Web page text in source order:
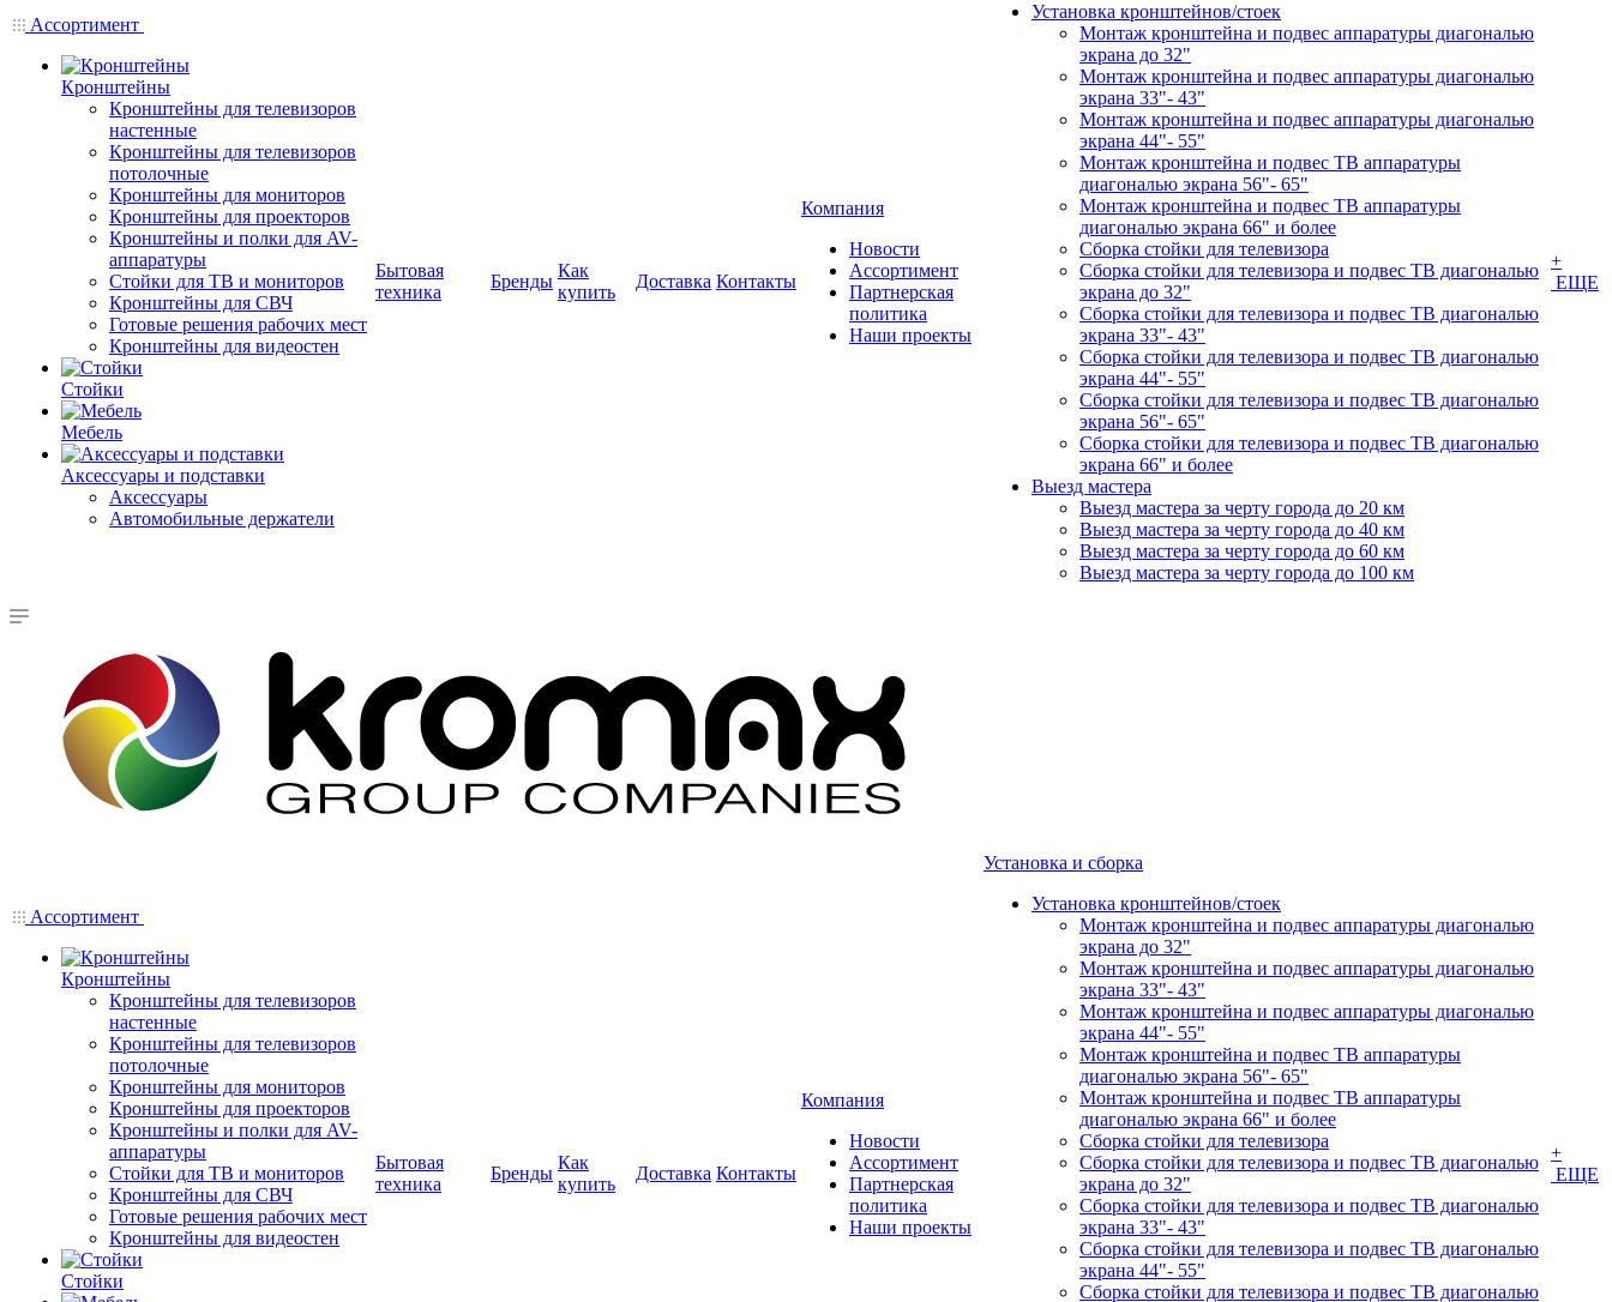
Ассортимент
Кронштейны
Кронштейны для телевизоров
настенные
Кронштейны для телевизоров
потолочные
Кронштейны для мониторов
Кронштейны для проекторов
Кронштейны и полки для AV-
аппаратуры
Стойки для ТВ и мониторов
Кронштейны для СВЧ
Готовые решения рабочих мест
Кронштейны для видеостен
Стойки
Мебель
Аксессуары и подставки
Аксессуары
Автомобильные держатели
Бытовая
техника
Бренды
Как
купить
Доставка Контакты
Компания
Новости
Ассортимент
Партнерская
политика
Наши проекты
Установка кронштейнов/стоек
Монтаж кронштейна и подвес аппаратуры диагональю
экрана до 32"
Монтаж кронштейна и подвес аппаратуры диагональю
экрана 33"- 43"
Монтаж кронштейна и подвес аппаратуры диагональю
экрана 44"- 55"
Монтаж кронштейна и подвес ТВ аппаратуры
диагональю экрана 56"- 65"
Монтаж кронштейна и подвес ТВ аппаратуры
диагональю экрана 66" и более
Сборка стойки для телевизора
Сборка стойки для телевизора и подвес ТВ диагональю
экрана до 32"
Сборка стойки для телевизора и подвес ТВ диагональю
экрана 33"- 43"
Сборка стойки для телевизора и подвес ТВ диагональю
экрана 44"- 55"
Сборка стойки для телевизора и подвес ТВ диагональю
экрана 56"- 65"
Сборка стойки для телевизора и подвес ТВ диагональю
экрана 66" и более
Выезд мастера
Выезд мастера за черту города до 20 км
Выезд мастера за черту города до 40 км
Выезд мастера за черту города до 60 км
Выезд мастера за черту города до 100 км
+
ЕЩЕ
Ассортимент
Кронштейны
Кронштейны для телевизоров
настенные
Кронштейны для телевизоров
потолочные
Кронштейны для мониторов
Кронштейны для проекторов
Кронштейны и полки для AV-
аппаратуры
Стойки для ТВ и мониторов
Кронштейны для СВЧ
Готовые решения рабочих мест
Кронштейны для видеостен
Стойки
Бытовая
техника
Бренды
Как
купить
Доставка Контакты
Компания
Новости
Ассортимент
Партнерская
политика
Наши проекты
Установка и сборка
Установка кронштейнов/стоек
Монтаж кронштейна и подвес аппаратуры диагональю
экрана до 32"
Монтаж кронштейна и подвес аппаратуры диагональю
экрана 33"- 43"
Монтаж кронштейна и подвес аппаратуры диагональю
экрана 44"- 55"
Монтаж кронштейна и подвес ТВ аппаратуры
диагональю экрана 56"- 65"
Монтаж кронштейна и подвес ТВ аппаратуры
диагональю экрана 66" и более
Сборка стойки для телевизора
Сборка стойки для телевизора и подвес ТВ диагональю
экрана до 32"
Сборка стойки для телевизора и подвес ТВ диагональю
экрана 33"- 43"
Сборка стойки для телевизора и подвес ТВ диагональю
экрана 44"- 55"
Сборка стойки для телевизора и подвес ТВ диагональю
+
ЕЩЕ